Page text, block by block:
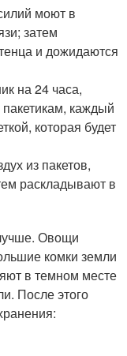
моют в
затем
и дожидаются
на 24 часа,
каждый
которая будет
из пакетов,
раскладывают в
Овощи
комки земли
в темном месте
После этого